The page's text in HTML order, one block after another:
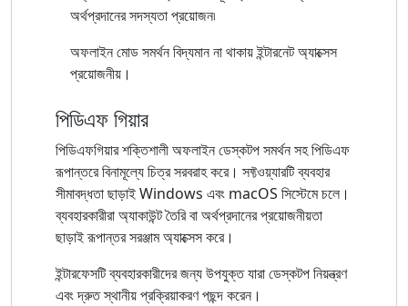
অর্থপ্রদানের সদস্যতা প্রয়োজন৷
অফলাইন মোড সমর্থন বিদ্যমান না থাকায় ইন্টারনেট অ্যাক্সেস
প্রয়োজনীয়।
পিডিএফ গিয়ার
পিডিএফগিয়ার শক্তিশালী অফলাইন ডেস্কটপ সমর্থন সহ পিডিএফ
রূপান্তরে বিনামূল্যে চিত্র সরবরাহ করে। সফ্টওয়্যারটি ব্যবহার
সীমাবদ্ধতা ছাড়াই Windows এবং macOS সিস্টেমে চলে।
ব্যবহারকারীরা অ্যাকাউন্ট তৈরি বা অর্থপ্রদানের প্রয়োজনীয়তা
ছাড়াই রূপান্তর সরঞ্জাম অ্যাক্সেস করে।
ইন্টারফেসটি ব্যবহারকারীদের জন্য উপযুক্ত যারা ডেস্কটপ নিয়ন্ত্রণ
এবং দ্রুত স্থানীয় প্রক্রিয়াকরণ পছন্দ করেন।